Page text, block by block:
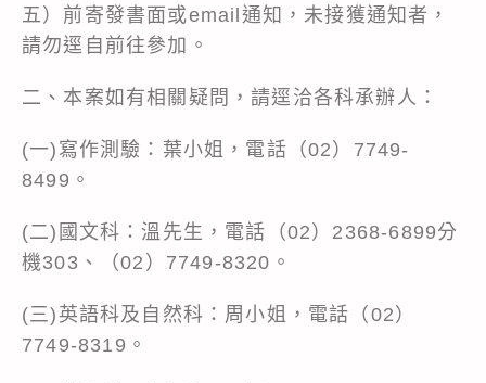
五）前寄發書面或email通知，未接獲通知者，
請勿逕自前往參加。
二、本案如有相關疑問，請逕洽各科承辦人：
(一)寫作測驗：葉小姐，電話（02）7749-
8499。
(二)國文科：溫先生，電話（02）2368-6899分
機303、（02）7749-8320。
(三)英語科及自然科：周小姐，電話（02）
7749-8319。